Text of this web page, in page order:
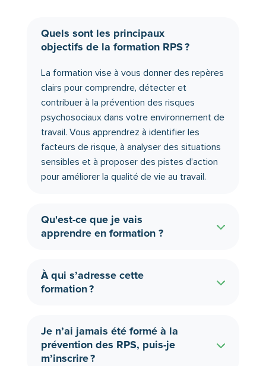
Quels sont les principaux
objectifs de la formation RPS ?
La formation vise à vous donner des repères
clairs pour comprendre, détecter et
contribuer à la prévention des risques
psychosociaux dans votre environnement de
travail. Vous apprendrez à identifier les
facteurs de risque, à analyser des situations
sensibles et à proposer des pistes d’action
pour améliorer la qualité de vie au travail.
Qu'est-ce que je vais
apprendre en formation ?
À qui s’adresse cette
formation ?
Je n’ai jamais été formé à la
prévention des RPS, puis-je
m’inscrire ?